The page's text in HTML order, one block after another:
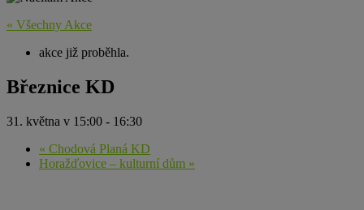
« Všechny Akce
akce již proběhla.
Březnice KD
31. května v 15:00 - 16:30
« Chodová Planá KD
Horažďovice – kulturní dům »